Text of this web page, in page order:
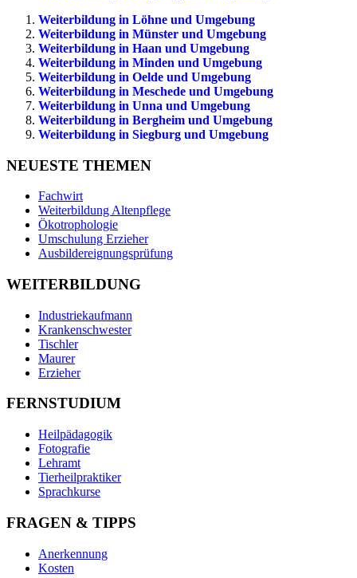
Weiterbildung in Löhne und Umgebung
Weiterbildung in Münster und Umgebung
Weiterbildung in Haan und Umgebung
Weiterbildung in Minden und Umgebung
Weiterbildung in Oelde und Umgebung
Weiterbildung in Meschede und Umgebung
Weiterbildung in Unna und Umgebung
Weiterbildung in Bergheim und Umgebung
Weiterbildung in Siegburg und Umgebung
NEUESTE THEMEN
Fachwirt
Weiterbildung Altenpflege
Ökotrophologie
Umschulung Erzieher
Ausbildereignungsprüfung
WEITERBILDUNG
Industriekaufmann
Krankenschwester
Tischler
Maurer
Erzieher
FERNSTUDIUM
Heilpädagogik
Fotografie
Lehramt
Tierheilpraktiker
Sprachkurse
FRAGEN & TIPPS
Anerkennung
Kosten